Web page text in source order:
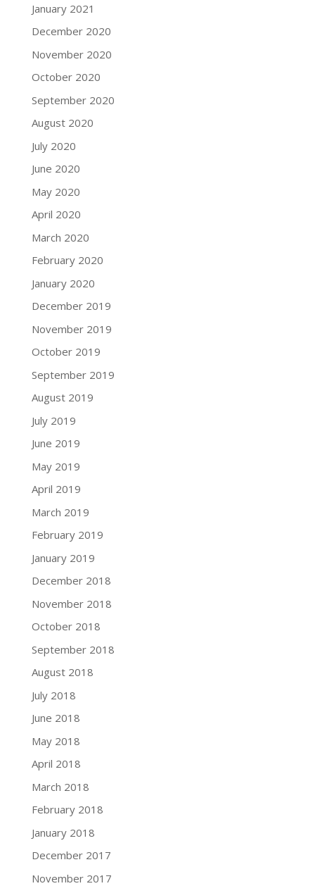
January 2021
December 2020
November 2020
October 2020
September 2020
August 2020
July 2020
June 2020
May 2020
April 2020
March 2020
February 2020
January 2020
December 2019
November 2019
October 2019
September 2019
August 2019
July 2019
June 2019
May 2019
April 2019
March 2019
February 2019
January 2019
December 2018
November 2018
October 2018
September 2018
August 2018
July 2018
June 2018
May 2018
April 2018
March 2018
February 2018
January 2018
December 2017
November 2017